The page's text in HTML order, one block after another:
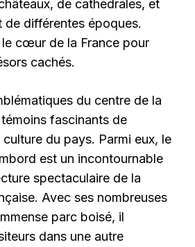
de cathédrales, et
de différentes époques.
cœur de la France pour
cachés.
du centre de la
fascinants de
culture du pays. Parmi eux, le
est un incontournable
spectaculaire de la
Avec ses nombreuses
parc boisé, il
dans une autre